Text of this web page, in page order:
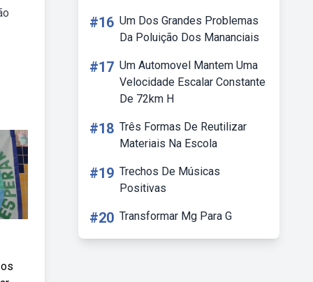
#16 Um Dos Grandes Problemas
Da Poluição Dos Mananciais
#17 Um Automovel Mantem Uma
Velocidade Escalar Constante
De 72km H
#18 Três Formas De Reutilizar
Materiais Na Escola
#19 Trechos De Músicas
Positivas
#20 Transformar Mg Para G